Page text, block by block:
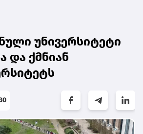
უნივერსიტეტი
და ქმნიან